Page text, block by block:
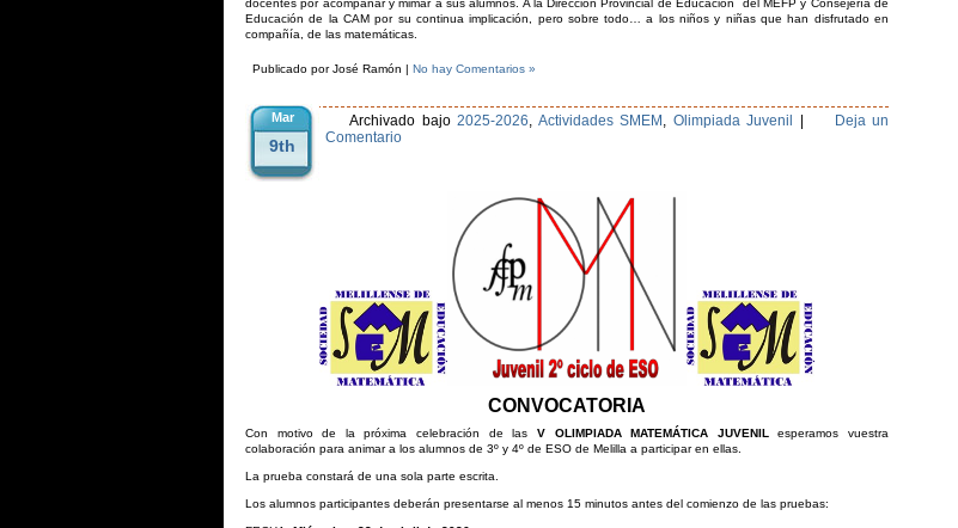
docentes por acompañar y mimar a sus alumnos. A la Dirección Provincial de Educación del MEFP y Consejería de
Educación de la CAM por su continua implicación, pero sobre todo… a los niños y niñas que han disfrutado en
compañía, de las matemáticas.
Publicado por José Ramón | No hay Comentarios »
Mar
9th
Archivado bajo2025-2026, Actividades SMEM , Olimpiada Juvenil
Deja un
Comentario
CONVOCATORIA
Con motivo de la próxima celebración de las V OLIMPIADA MATEMÁTICA JUVENIL esperamos vuestra
colaboración para animar a los alumnos de 3º y 4º de ESO de Melilla a participar en ellas.
La prueba constará de una sola parte escrita.
Los alumnos participantes deberán presentarse al menos 15 minutos antes del comienzo de las pruebas: